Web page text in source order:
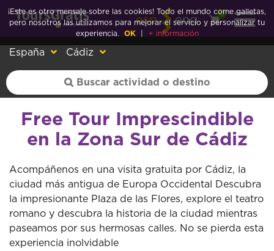
esp eng
0
España Cádiz
Free Tour Imprescindible
en la Zona Sur de Cádiz
Acompáñenos en una visita gratuita por Cádiz, la
ciudad más antigua de Europa Occidental Descubra
la impresionante Plaza de las Flores, explore el teatro
romano y descubra la historia de la ciudad mientras
paseamos por sus hermosas calles. No se pierda esta
experiencia inolvidable
¡Este es otro mensaje sobre las cookies! Todo el mundo come galletas,
pero nosotros las utilizamos para mejorar el servicio y personalizar tu
experiencia.
OK + información